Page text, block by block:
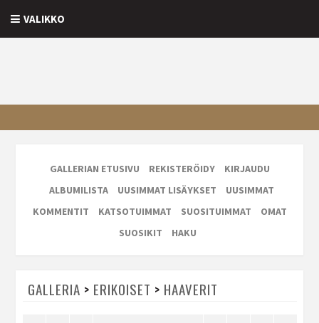
VALIKKO
GALLERIAN ETUSIVU REKISTERÖIDY
KIRJAUDU
ALBUMILISTA
UUSIMMAT LISÄYKSET
UUSIMMAT
KOMMENTIT
KATSOTUIMMAT SUOSITUIMMAT
OMAT
SUOSIKIT
HAKU
GALLERIA > ERIKOISET > HAAVERIT